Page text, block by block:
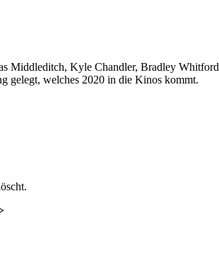
Middleditch, Kyle Chandler, Bradley Whitford
gelegt, welches 2020 in die Kinos kommt.